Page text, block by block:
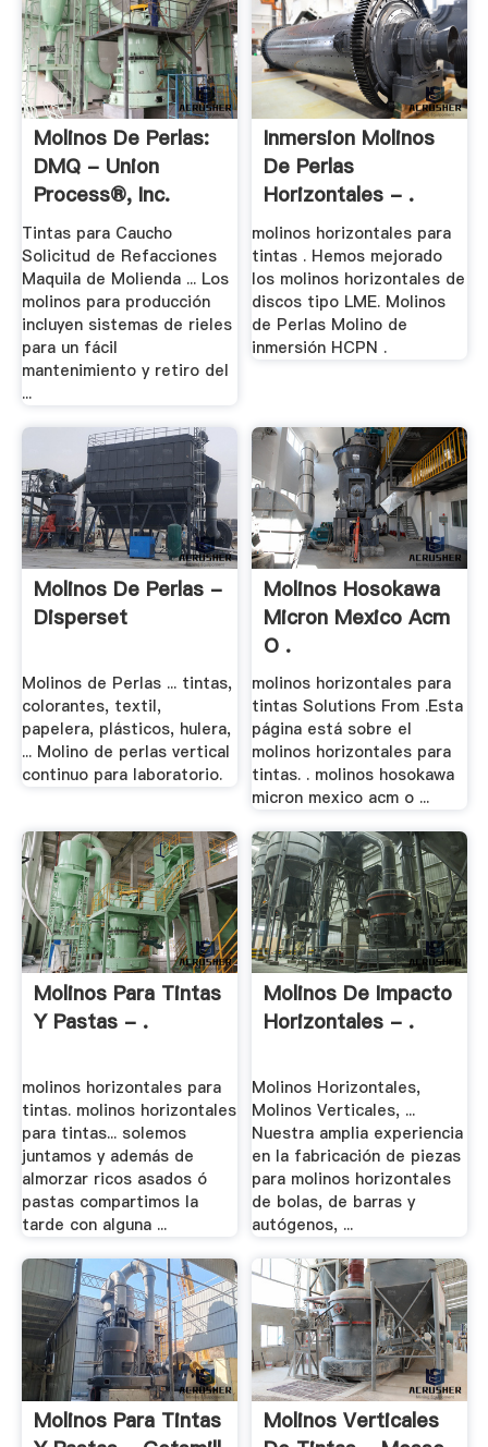
Molinos De Perlas:
DMQ - Union
Process®, Inc.
Tintas para Caucho
Solicitud de Refacciones
Maquila de Molienda ... Los
molinos para producción
incluyen sistemas de rieles
para un fácil
mantenimiento y retiro del
...
Inmersion Molinos
De Perlas
Horizontales - .
molinos horizontales para
tintas . Hemos mejorado
los molinos horizontales de
discos tipo LME. Molinos
de Perlas Molino de
inmersión HCPN .
Molinos De Perlas -
Disperset
Molinos de Perlas ... tintas,
colorantes, textil,
papelera, plásticos, hulera,
... Molino de perlas vertical
continuo para laboratorio.
Molinos Hosokawa
Micron Mexico Acm
O .
molinos horizontales para
tintas Solutions From .Esta
página está sobre el
molinos horizontales para
tintas. . molinos hosokawa
micron mexico acm o ...
Molinos Para Tintas
Y Pastas - .
molinos horizontales para
tintas. molinos horizontales
para tintas... solemos
juntamos y además de
almorzar ricos asados ó
pastas compartimos la
tarde con alguna ...
Molinos De Impacto
Horizontales - .
Molinos Horizontales,
Molinos Verticales, ...
Nuestra amplia experiencia
en la fabricación de piezas
para molinos horizontales
de bolas, de barras y
autógenos, ...
Molinos Para Tintas
Molinos Verticales